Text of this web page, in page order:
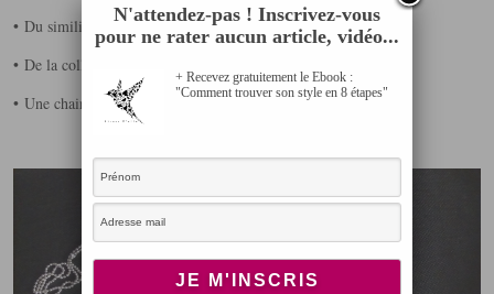
• Du simili Cuir
• De la colle
• Une chaine
N'attendez-pas ! Inscrivez-vous
pour ne rater aucun article, vidéo...
+ Recevez gratuitement le Ebook :
"Comment trouver son style en 8 étapes"